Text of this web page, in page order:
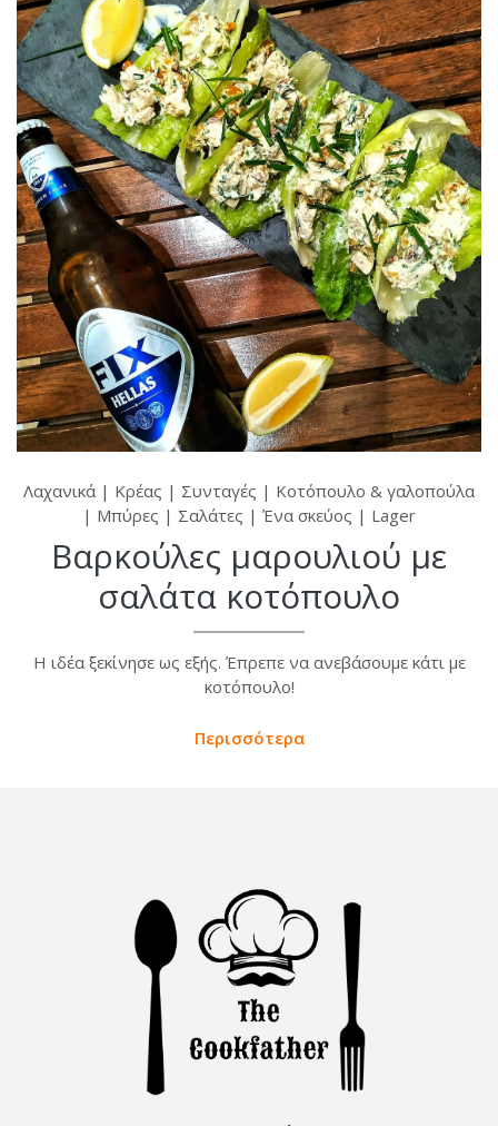
Λαχανικά | Κρέας | Συνταγές | Κοτόπουλο & γαλοπούλα
| Μπύρες | Σαλάτες | Ένα σκεύος | Lager
Βαρκούλες μαρουλιού με
σαλάτα κοτόπουλο
Η ιδέα ξεκίνησε ως εξής. Έπρεπε να ανεβάσουμε κάτι με
κοτόπουλο!
Περισσότερα